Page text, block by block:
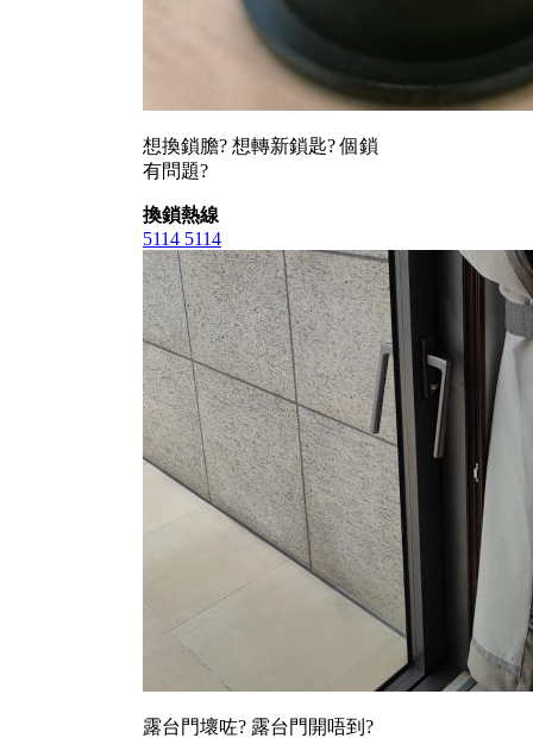
想換鎖膽? 想轉新鎖匙? 個鎖
有問題?
換鎖熱線
5114 5114
露台門壞咗? 露台門開唔到?